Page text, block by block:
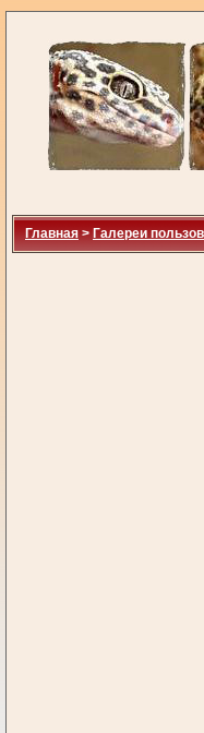
Главная > Галереи